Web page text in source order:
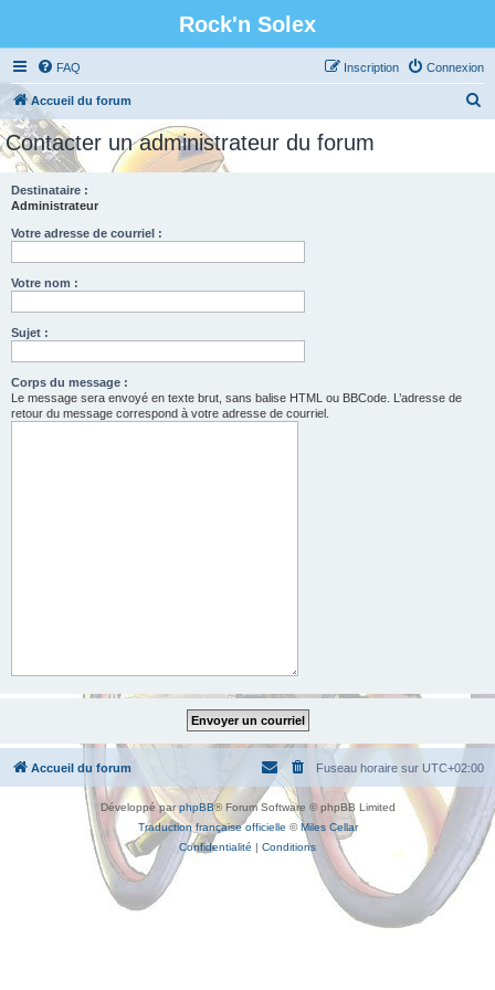
Rock'n Solex
FAQ Connexion
Inscription
Accueil du forum
Contacter un administrateur du forum
Destinataire :
Administrateur
Votre adresse de courriel :
Votre nom :
Sujet :
Corps du message :
Le message sera envoyé en texte brut, sans balise HTML ou BBCode. L’adresse de
retour du message correspond à votre adresse de courriel.
Accueil du forum Fuseau horaire sur UTC+02:00
Développé parphpBB® Forum Software © phpBB Limited
Traduction française officielle ©Miles Cellar
Confidentialité | Conditions